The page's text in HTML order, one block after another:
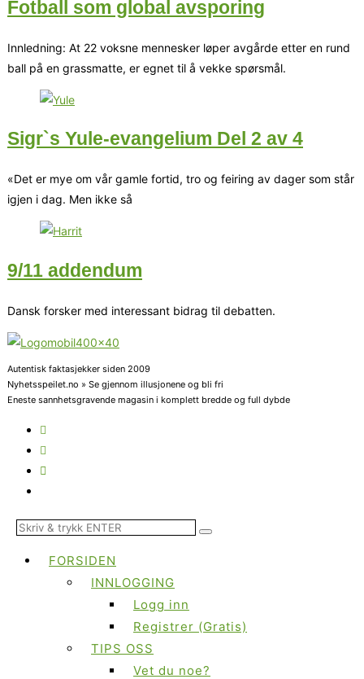
Fotball som global avsporing
Innledning: At 22 voksne mennesker løper avgårde etter en rund
ball på en grassmatte, er egnet til å vekke spørsmål.
Sigr`s Yule-evangelium Del 2 av 4
«Det er mye om vår gamle fortid, tro og feiring av dager som står
igjen i dag. Men ikke så
9/11 addendum
Dansk forsker med interessant bidrag til debatten.
Autentisk faktasjekker siden 2009
Nyhetsspeilet.no » Se gjennom illusjonene og bli fri
Eneste sannhetsgravende magasin i komplett bredde og full dybde
FORSIDEN
INNLOGGING
Logg inn
Registrer (Gratis)
TIPS OSS
Vet du noe?